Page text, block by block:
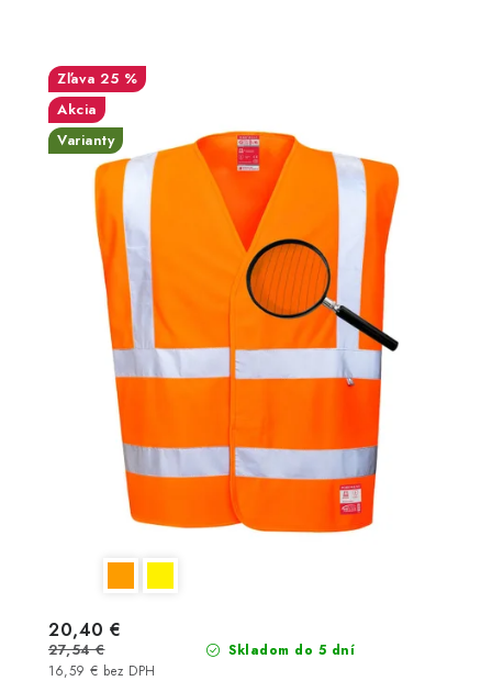
25 %
Akcia
Varianty
Skladom do 5 dní
16,59 € bez DPH
20,40 €
27,54 €